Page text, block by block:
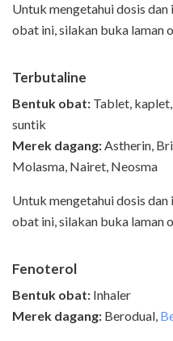
Untuk mengetahui dosis
obat ini, silakan buka laman
Terbutaline
Bentuk obat: Tablet,
suntik
Merek dagang:Astherin,
Molasma, Nairet, Neosma
Untuk mengetahui dosis
obat ini, silakan buka laman
Fenoterol
Bentuk obat: Inhaler
Merek dagang: Berodual,